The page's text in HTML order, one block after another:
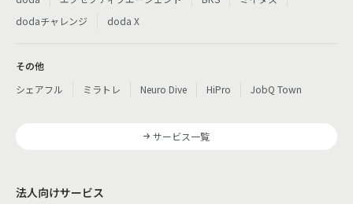
dodaチャレンジ
doda X
その他
シェアフル
ミラトレ Neuro Dive HiPro JobQ Town
サービス一覧
法人向けサービス